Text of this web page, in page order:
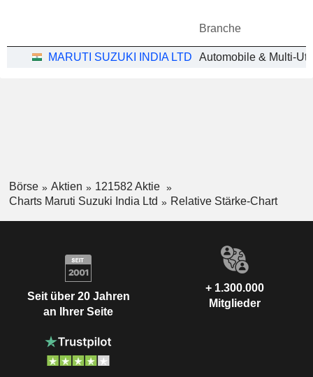
Branche
MARUTI SUZUKI INDIA LTD
Börse Aktien
121582 Aktie
Charts Maruti Suzuki India Ltd
Relative Stärke-Chart
Seit über 20 Jahren
an Ihrer Seite
+ 1.300.000
Mitglieder